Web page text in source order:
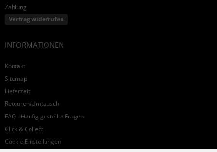
Zahlung
Vertrag widerrufen
INFORMATIONEN
Kontakt
Sitemap
Lieferzeit
Retouren/Umtausch
FAQ - Häufig gestellte Fragen
Click & Collect
Cookie Einstellungen